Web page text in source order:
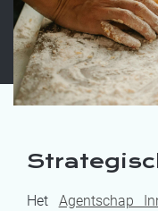
Het Agentschap